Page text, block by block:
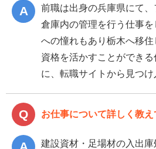
前職は出身の兵庫県にて、
倉庫内の管理を行う仕事
への憧れもあり栃木へ移
資格を活かすことができ
に、転職サイトから見つけ
お仕事について詳しく教
建設資材・足場材の入出庫